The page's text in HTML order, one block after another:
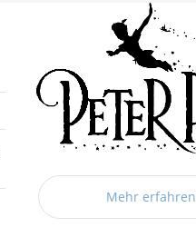
Mehr erfahren